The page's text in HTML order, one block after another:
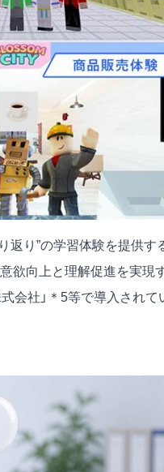
返り”の学習体験を提供す
欲向上と理解促進を実現
会社」＊5等で導入されて